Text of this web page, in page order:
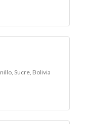
Sucre, Bolivia